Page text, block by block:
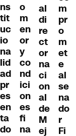
ns
tit
uc
io
na
lid
ad
pr
es
en
ta
do
o
m
en
or
y
co
nd
ici
on
es
fi
na
al
di
re
ct
or
na
ci
on
al
de
M
ej
m
pr
o
m
et
e
al
se
na
do
r
Fi